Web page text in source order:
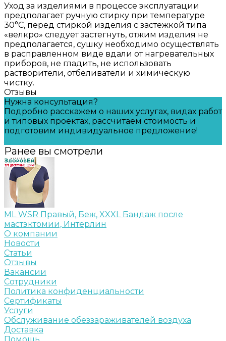
Уход за изделиями в процессе эксплуатации
предполагает ручную стирку при температуре
30°С, перед стиркой изделия с застежкой типа
«велкро» следует застегнуть, отжим изделия не
предполагается, сушку необходимо осуществлять
в расправленном виде вдали от нагревательных
приборов, не гладить, не использовать
растворители, отбеливатели и химическую
чистку.
Отзывы
Нужна консультация?
Подробно расскажем о наших услугах, видах работ
и типовых проектах, рассчитаем стоимость и
подготовим индивидуальное предложение!
Ранее вы смотрели
ML WSR Правый, Беж, XXXL Бандаж после
мастэктомии, Интерлин
О компании
Новости
Статьи
Отзывы
Вакансии
Сотрудники
Политика конфиденциальности
Сертификаты
Услуги
Обслуживание обеззараживателей воздуха
Доставка